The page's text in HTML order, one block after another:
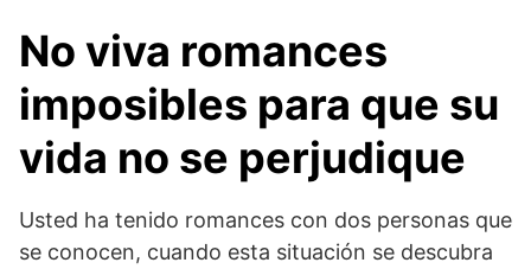
No viva romances
imposibles para que su
vida no se perjudique
Usted ha tenido romances con dos personas que
se conocen, cuando esta situación se descubra